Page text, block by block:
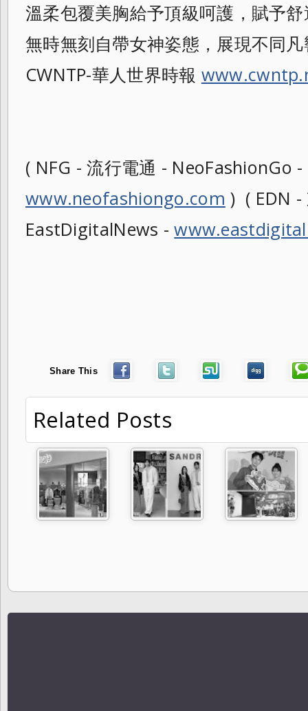
溫柔包覆美胸給予頂級呵護，賦予
無時無刻自帶女神姿態，展現不同
CWNTP-華人世界時報
( NFG - 流行電通 - NeoFashionGo -
www.neofashiongo.com ) ( EDN -
EastDigitalNews -
Share This
Related Posts